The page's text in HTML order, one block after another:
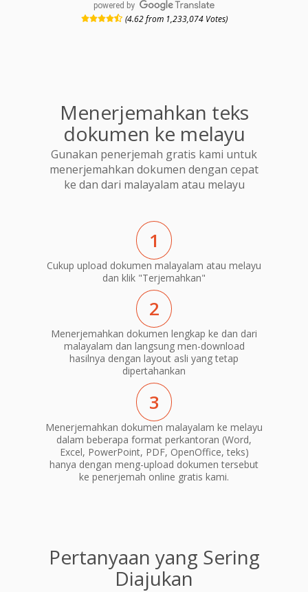
powered by
(4.62 from 1,233,074 Votes)
Menerjemahkan teks
dokumen ke melayu
Gunakan penerjemah gratis kami untuk
menerjemahkan dokumen dengan cepat
ke dan dari malayalam atau melayu
1
Cukup upload dokumen malayalam atau melayu
dan klik "Terjemahkan"
2
Menerjemahkan dokumen lengkap ke dan dari
malayalam dan langsung men-download
hasilnya dengan layout asli yang tetap
dipertahankan
3
Menerjemahkan dokumen malayalam ke melayu
dalam beberapa format perkantoran (Word,
Excel, PowerPoint, PDF, OpenOffice, teks)
hanya dengan meng-upload dokumen tersebut
ke penerjemah online gratis kami.
Pertanyaan yang Sering
Diajukan